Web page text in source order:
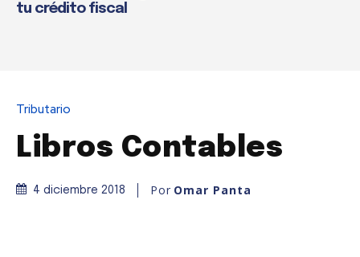
tu crédito fiscal